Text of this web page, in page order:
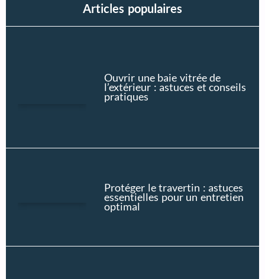
Articles populaires
Ouvrir une baie vitrée de
l’extérieur : astuces et conseils
pratiques
Protéger le travertin : astuces
essentielles pour un entretien
optimal